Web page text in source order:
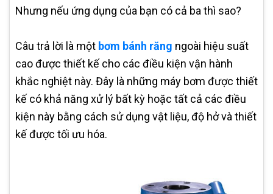
Nhưng nếu ứng dụng của bạn có cả ba thì sao?
Câu trả lời là một bơm bánh răng ngoài hiệu suất
cao được thiết kế cho các điều kiện vận hành
khắc nghiệt này. Đây là những máy bơm được thiết
kế có khả năng xử lý bất kỳ hoặc tất cả các điều
kiện này bằng cách sử dụng vật liệu, độ hở và thiết
kế được tối ưu hóa.